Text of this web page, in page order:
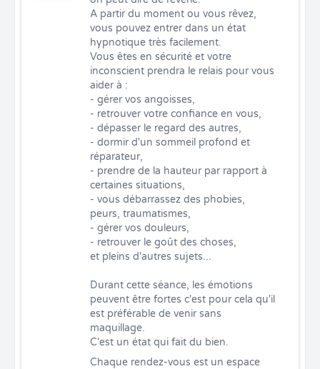
Chaque rendez-vous est un espace
A partir du moment ou vous rêvez,
vous pouvez entrer dans un état
hypnotique très facilement.
Vous êtes en sécurité et votre
inconscient prendra le relais pour vous
aider à :
- gérer vos angoisses,
- retrouver votre confiance en vous,
- dépasser le regard des autres,
- dormir d'un sommeil profond et
réparateur,
- prendre de la hauteur par rapport à
certaines situations,
- vous débarrassez des phobies,
peurs, traumatismes,
- gérer vos douleurs,
- retrouver le goût des choses,
et pleins d'autres sujets...
Durant cette séance, les émotions
peuvent être fortes c'est pour cela qu'il
est préférable de venir sans
maquillage.
C'est un état qui fait du bien.